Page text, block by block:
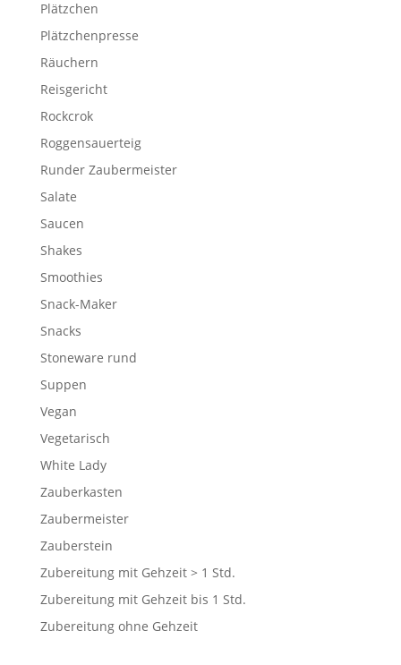
Plätzchen
Plätzchenpresse
Räuchern
Reisgericht
Rockcrok
Roggensauerteig
Runder Zaubermeister
Salate
Saucen
Shakes
Smoothies
Snack-Maker
Snacks
Stoneware rund
Suppen
Vegan
Vegetarisch
White Lady
Zauberkasten
Zaubermeister
Zauberstein
Zubereitung mit Gehzeit > 1 Std.
Zubereitung mit Gehzeit bis 1 Std.
Zubereitung ohne Gehzeit